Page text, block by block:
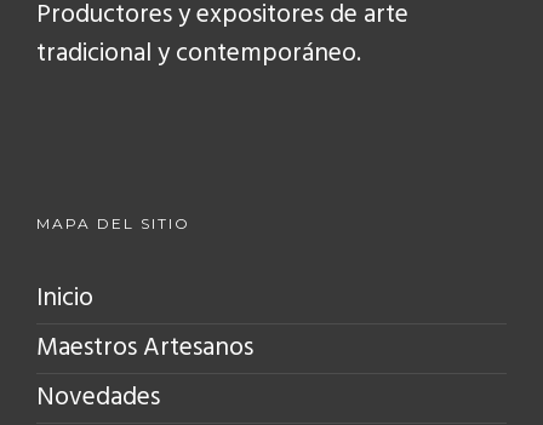
Productores y expositores de arte
tradicional y contemporáneo.
MAPA DEL SITIO
Inicio
Maestros Artesanos
Novedades